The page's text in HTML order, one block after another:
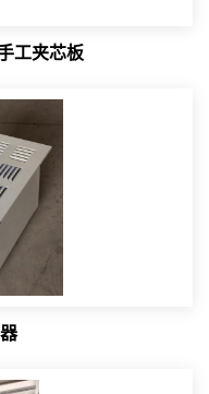
工夹芯板